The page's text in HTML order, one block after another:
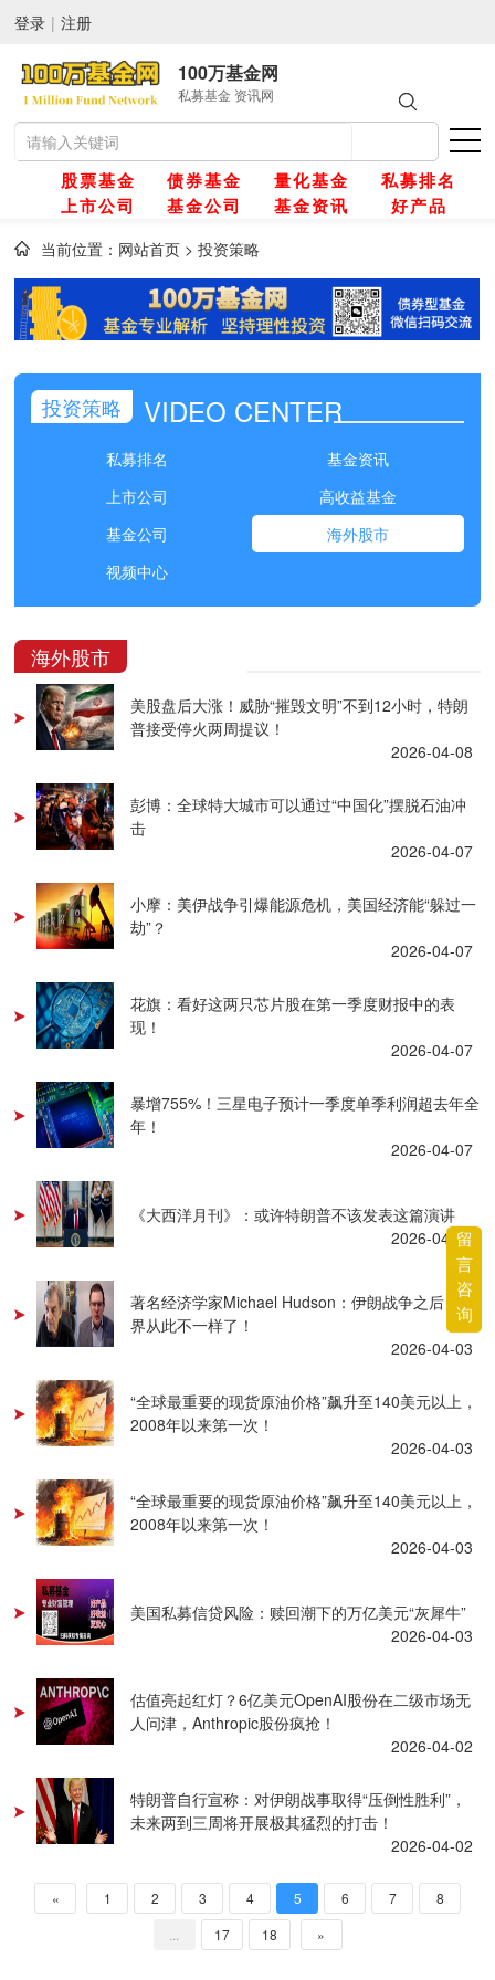
登录 | 注册
100万基金网
私募基金 资讯网
股票基金 债券基金 量化基金
私募排名
上市公司
基金公司 基金资讯 好产品
当前位置： 网站首页 >投资策略
投资策略 VIDEO CENTER
私募排名
基金资讯
上市公司
高收益基金
基金公司
海外股市
视频中心
海外股市
美股盘后大涨！威胁“摧毁文明”不到12小时，特朗
普接受停火两周提议！
2026-04-08
彭博：全球特大城市可以通过“中国化”摆脱石油冲
击
2026-04-07
小摩：美伊战争引爆能源危机，美国经济能“躲过一
劫”？
2026-04-07
花旗：看好这两只芯片股在第一季度财报中的表
现！
2026-04-07
暴增755%！三星电子预计一季度单季利润超去年全
年！
2026-04-07
《大西洋月刊》：或许特朗普不该发表这篇演讲
2026-04-03
著名经济学家Michael Hudson：伊朗战争之后，世
界从此不一样了！
2026-04-03
“全球最重要的现货原油价格”飙升至140美元以上，
2008年以来第一次！
2026-04-03
“全球最重要的现货原油价格”飙升至140美元以上，
2008年以来第一次！
2026-04-03
美国私募信贷风险：赎回潮下的万亿美元“灰犀牛”
2026-04-03
估值亮起红灯？6亿美元OpenAI股份在二级市场无
人问津，Anthropic股份疯抢！
2026-04-02
特朗普自行宣称：对伊朗战事取得“压倒性胜利”，
未来两到三周将开展极其猛烈的打击！
2026-04-02
« 1 2 3 4 5 6 7
8
17 18 »
留
言
咨
询